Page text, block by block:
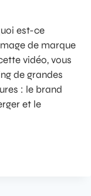
est-ce
de marque
vidéo, vous
de grandes
: le brand
et le